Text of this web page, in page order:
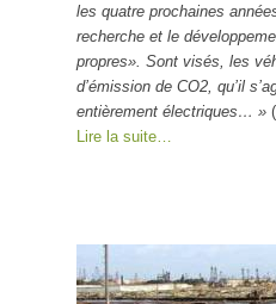
les quatre prochaines
recherche et le
propres». Sont visés, les
d’émission de CO2, qu’il
entièrement électriques… »
Lire la suite…